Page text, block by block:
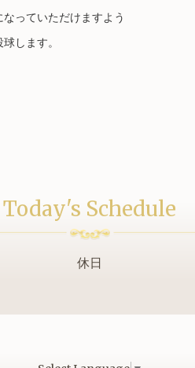
なっていただけますよう
します。
Today's Schedule
休日